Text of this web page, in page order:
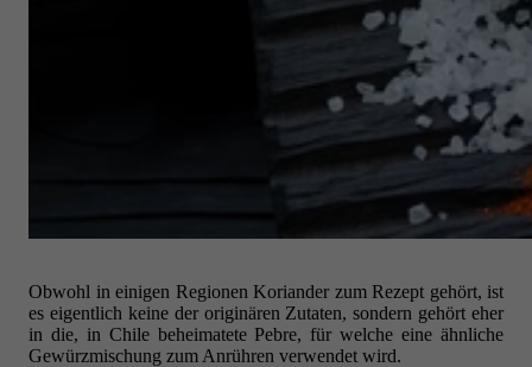
Obwohl in einigen Regionen Koriander zum Rezept gehört, ist
es eigentlich keine der originären Zutaten, sondern gehört eher
in die, in Chile beheimatete Pebre, für welche eine ähnliche
Gewürzmischung zum Anrühren verwendet wird.